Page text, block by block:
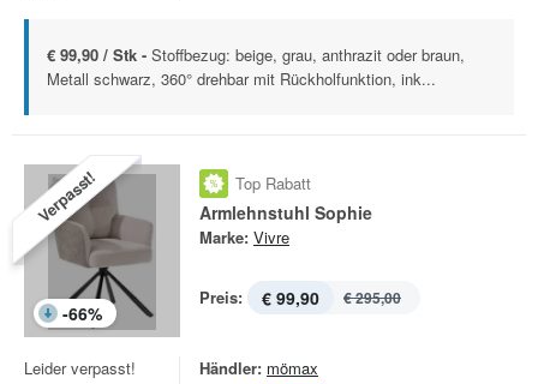
€ 99,90 / Stk - Stoffbezug: beige, grau, anthrazit oder braun,
Metall schwarz, 360° drehbar mit Rückholfunktion, ink...
Verpasst!
-66%
Top Rabatt
Armlehnstuhl Sophie
Marke: Vivre
Preis: € 99,90 € 295,00
Leider verpasst!
Händler: mömax